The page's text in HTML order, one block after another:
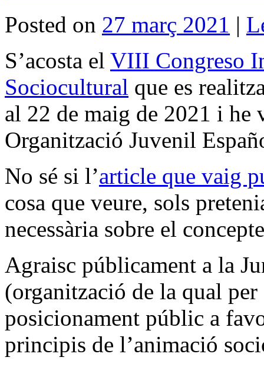
Posted on 27 març 2021 |
S’acosta el VIII Congreso
Sociocultural que es
al 22 de maig de 2021 i
Organització Juvenil
No sé si l’article que vaig
cosa que veure, sols
necessària sobre el
Agraisc públicament a la
(organització de la qual
posicionament públic a
principis de l’animació